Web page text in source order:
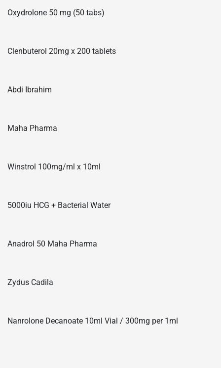
Oxydrolone 50 mg (50 tabs)
Clenbuterol 20mg x 200 tablets
Abdi Ibrahim
Maha Pharma
Winstrol 100mg/ml x 10ml
5000iu HCG + Bacterial Water
Anadrol 50 Maha Pharma
Zydus Cadila
Nanrolone Decanoate 10ml Vial / 300mg per 1ml